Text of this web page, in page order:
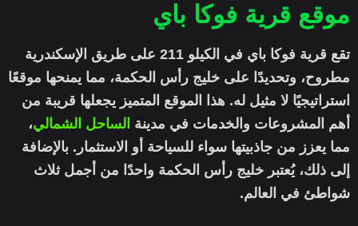
موقع قرية فوكا باي
تقع قرية فوكا باي في الكيلو 211 على طريق الإسكندرية
مطروح، وتحديدًا على خليج رأس الحكمة، مما يمنحها موقعًا
استراتيجيًا لا مثيل له. هذا الموقع المتميز يجعلها قريبة من
أهم المشروعات والخدمات في مدينة الساحل الشمالي،
مما يعزز من جاذبيتها سواء للسياحة أو الاستثمار. بالإضافة
إلى ذلك، يُعتبر خليج رأس الحكمة واحدًا من أجمل ثلاث
شواطئ في العالم.